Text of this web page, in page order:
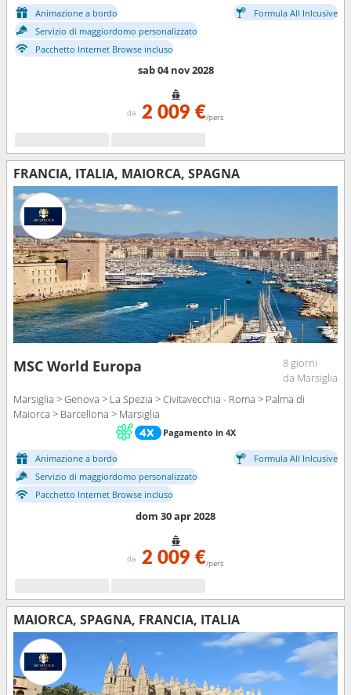
Animazione a bordo
Formula All Inlcusive
Servizio di maggiordomo personalizzato
Pacchetto Internet Browse incluso
sab 04 nov 2028
da 2 009 €/pers
FRANCIA, ITALIA, MAIORCA, SPAGNA
MSC World Europa
8 giorni
da Marsiglia
Marsiglia > Genova > La Spezia > Civitavecchia - Roma > Palma di
Maiorca > Barcellona > Marsiglia
Pagamento in 4X
Animazione a bordo
Formula All Inlcusive
Servizio di maggiordomo personalizzato
Pacchetto Internet Browse incluso
dom 30 apr 2028
da 2 009 €/pers
MAIORCA, SPAGNA, FRANCIA, ITALIA